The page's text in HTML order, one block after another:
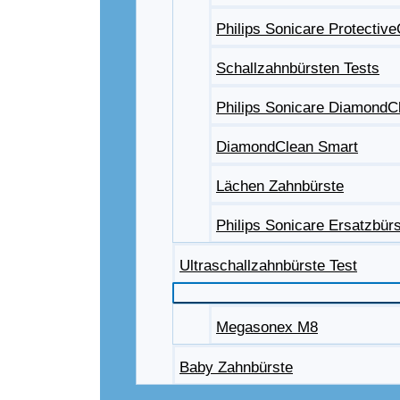
Philips Sonicare
Schallzahnbürsten Tests
Philips Sonicare
DiamondClean Smart
Lächen Zahnbürste
Philips Sonicare
Ultraschallzahnbürste Test
Megasonex M8
Baby Zahnbürste